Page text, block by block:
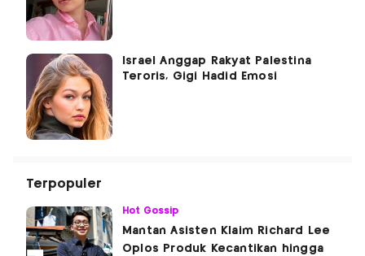
Israel Anggap Rakyat Palestina
Teroris, Gigi Hadid Emosi
Terpopuler
Hot Gossip
Mantan Asisten Klaim Richard Lee
Oplos Produk Kecantikan hingga